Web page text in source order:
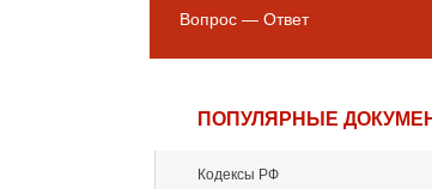
Вопрос — Ответ
ПОПУЛЯРНЫЕ
Кодексы РФ